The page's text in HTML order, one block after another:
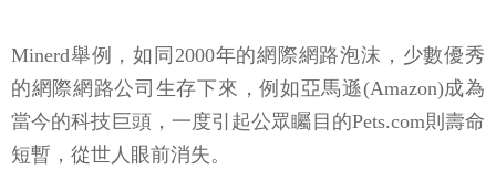
Minerd舉例，如同2000年的網際網路泡沫，少數優秀
的網際網路公司生存下來，例如亞馬遜(Amazon)成為
當今的科技巨頭，一度引起公眾矚目的Pets.com則壽命
短暫，從世人眼前消失。